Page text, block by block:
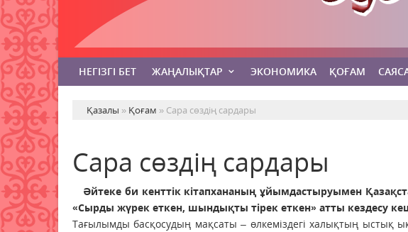
НЕГІЗГІ БЕТ ЖАҢАЛЫҚТАР ЭКОНОМИКА ҚОҒАМ
Қазалы » Қоғам » Сара сөздің сардары
Сара сөздің сардары
Әйтеке би кенттік кітапхананың ұйымдастыруымен
«Сырды жүрек еткен, шындықты тірек еткен» атты кездесу
Тағылымды басқосудың мақсаты – өлкеміздегі халықтың ыстық